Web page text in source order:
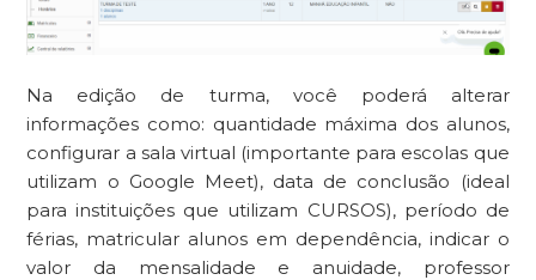
Na edição de turma, você poderá alterar
informações como: quantidade máxima dos alunos,
configurar a sala virtual (importante para escolas que
utilizam o Google Meet), data de conclusão (ideal
para instituições que utilizam CURSOS), período de
férias, matricular alunos em dependência, indicar o
valor da mensalidade e anuidade, professor